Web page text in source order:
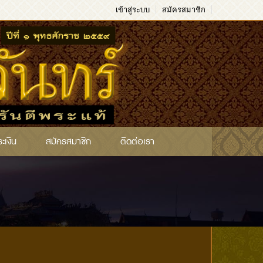
เข้าสู่ระบบ สมัครสมาชิก
เงิน สมัครสมาชิก ติดต่อเรา